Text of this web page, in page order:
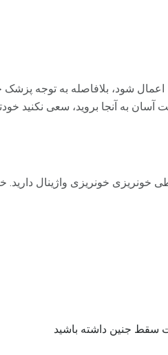
شود، بلافاصله به توجه
به آنجا بروید، سعی نکنید
خونریزی خونریزی واژینال
جنین داشته باشید